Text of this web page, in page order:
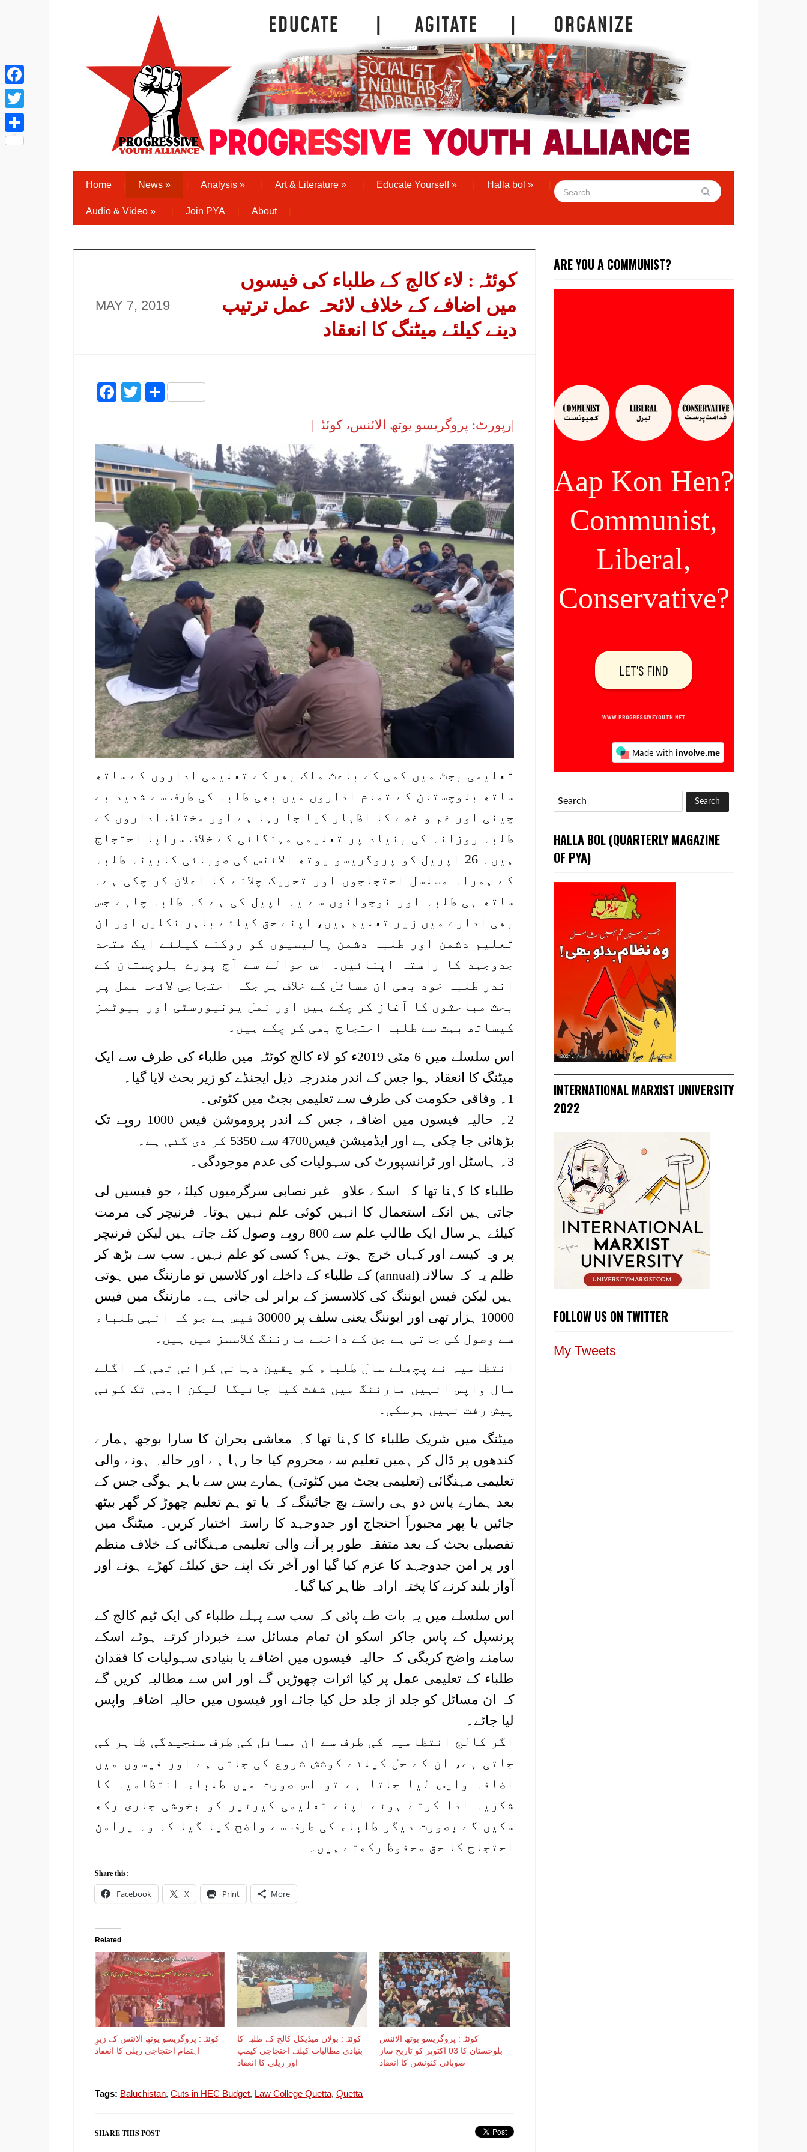
Home News » Analysis » Art & Literature » Educate Yourself» Halla bol »
Audio & Video » Join PYA About
MAY 7, 2019
کوئٹہ: لاء کالج کے طلباء کی فیسوں
میں اضافے کے خلاف لائحہ عمل ترتیب
دینے کیلئے میٹنگ کا انعقاد
Facebook
Twitter
Share
|رپورٹ: پروگریسو یوتھ الائنس، کوئٹہ|
تعلیمی بجٹ میں کمی کے باعث ملک بھر کے تعلیمی اداروں کے ساتھ
ساتھ بلوچستان کے تمام اداروں میں بھی طلبہ کی طرف سے شدید بے
چینی اور غم و غصے کا اظہار کیا جا رہا ہے اور مختلف اداروں کے
طلبہ روزانہ کی بنیاد پر تعلیمی مہنگائی کے خلاف سراپا احتجاج
ہیں۔ 26 اپریل کو پروگریسو یوتھ الائنس کی صوبائی کابینہ طلبہ
کے ہمراہ مسلسل احتجاجوں اور تحریک چلانے کا اعلان کر چکی ہے۔
ساتھ ہی طلبہ اور نوجوانوں سے یہ اپیل کی ہے کہ طلبہ چاہے جس
بھی ادارے میں زیر تعلیم ہیں، اپنے حق کیلئے باہر نکلیں اور ان
تعلیم دشمن اور طلبہ دشمن پالیسیوں کو روکنے کیلئے ایک متحد
جدوجہد کا راستہ اپنائیں۔ اس حوالے سے آج پورے بلوچستان کے
اندر طلبہ خود بھی ان مسائل کے خلاف ہر جگہ احتجاجی لائحہ عمل پر
بحث مباحثوں کا آغاز کر چکے ہیں اور نمل یونیورسٹی اور بیوٹمز
کیساتھ بہت سے طلبہ احتجاج بھی کر چکے ہیں۔
اس سلسلے میں 6 مئی 2019ء کو لاء کالج کوئٹہ میں طلباء کی طرف سے ایک
میٹنگ کا انعقاد ہوا جس کے اندر مندرجہ ذیل ایجنڈے کو زیر بحث لایا گیا۔
1۔ وفاقی حکومت کی طرف سے تعلیمی بجٹ میں کٹوتی۔
2۔ حالیہ فیسوں میں اضافہ، جس کے اندر پروموشن فیس 1000 روپے تک
بڑھائی جا چکی ہے اور ایڈمیشن فیس4700 سے 5350 کر دی گئی ہے۔
3۔ ہاسٹل اور ٹرانسپورٹ کی سہولیات کی عدم موجودگی۔
طلباء کا کہنا تھا کہ اسکے علاوہ غیر نصابی سرگرمیوں کیلئے جو فیسیں لی
جاتی ہیں انکے استعمال کا انہیں کوئی علم نہیں ہوتا۔ فرنیچر کی مرمت
کیلئے ہر سال ایک طالب علم سے 800 روپے وصول کئے جاتے ہیں لیکن فرنیچر
پر وہ کیسے اور کہاں خرچ ہوتے ہیں؟ کسی کو علم نہیں۔ سب سے بڑھ کر
ظلم یہ کہ سالانہ(annual) کے طلباء کے داخلے اور کلاسیں تو مارننگ میں ہوتی
ہیں لیکن فیس ایوننگ کی کلاسسز کے برابر لی جاتی ہے۔ مارننگ میں فیس
10000 ہزار تھی اور ایوننگ یعنی سلف پر 30000 فیس ہے جو کہ انہی طلباء
سے وصول کی جاتی ہے جن کے داخلے مارننگ کلاسسز میں ہیں۔
انتظامیہ نے پچھلے سال طلباء کو یقین دہانی کرائی تھی کہ اگلے
سال واپس انہیں مارننگ میں شفٹ کیا جائیگا لیکن ابھی تک کوئی
پیش رفت نہیں ہوسکی۔
میٹنگ میں شریک طلباء کا کہنا تھا کہ معاشی بحران کا سارا بوجھ ہمارے
کندھوں پر ڈال کر ہمیں تعلیم سے محروم کیا جا رہا ہے اور حالیہ ہونے والی
تعلیمی مہنگائی (تعلیمی بجٹ میں کٹوتی) ہمارے بس سے باہر ہوگی جس کے
بعد ہمارے پاس دو ہی راستے بچ جائینگے کہ یا تو ہم تعلیم چھوڑ کر گھر بیٹھ
جائیں یا پھر مجبوراََ احتجاج اور جدوجہد کا راستہ اختیار کریں۔ میٹنگ میں
تفصیلی بحث کے بعد متفقہ طور پر آنے والی تعلیمی مہنگائی کے خلاف منظم
اور پر امن جدوجہد کا عزم کیا گیا اور آخر تک اپنے حق کیلئے کھڑے ہونے اور
آواز بلند کرنے کا پختہ ارادہ ظاہر کیا گیا۔
اس سلسلے میں یہ بات طے پائی کہ سب سے پہلے طلباء کی ایک ٹیم کالج کے
پرنسپل کے پاس جاکر اسکو ان تمام مسائل سے خبردار کرتے ہوئے اسکے
سامنے واضح کریگی کہ حالیہ فیسوں میں اضافے یا بنیادی سہولیات کا فقدان
طلباء کے تعلیمی عمل پر کیا اثرات چھوڑیں گے اور اس سے مطالبہ کریں گے
کہ ان مسائل کو جلد از جلد حل کیا جائے اور فیسوں میں حالیہ اضافہ واپس
لیا جائے۔
اگر کالج انتظامیہ کی طرف سے ان مسائل کی طرف سنجیدگی ظاہر کی
جاتی ہے، ان کے حل کیلئے کوشش شروع کی جاتی ہے اور فیسوں میں
اضافہ واپس لیا جاتا ہے تو اس صورت میں طلباء انتظامیہ کا
شکریہ ادا کرتے ہوئے اپنے تعلیمی کیرئیر کو بخوشی جاری رکھ
سکیں گے بصورت دیگر طلباء کی طرف سے واضح کیا گیا کہ وہ پرامن
احتجاج کا حق محفوظ رکھتے ہیں۔
Share this:
Facebook X Print More
Related
کوئٹہ: پروگریسو یوتھ الائنس کے زیرِ
اہتمام احتجاجی ریلی کا انعقاد
کوئٹہ: بولان میڈیکل کالج کے طلبہ کا
بنیادی مطالبات کیلئے احتجاجی کیمپ
اور ریلی کا انعقاد
کوئٹہ: پروگریسو یوتھ الائنس
بلوچستان کا 03 اکتوبر کو تاریخ ساز
صوبائی کنونشن کا انعقاد
Tags: Baluchistan, Cuts in HEC Budget, Law College Quetta, Quetta
SHARE THIS POST
ARE YOU A COMMUNIST?
HALLA BOL (QUARTERLY MAGAZINE
OF PYA)
INTERNATIONAL MARXIST UNIVERSITY
2022
FOLLOW US ON TWITTER
My Tweets
Facebook
Twitter
Share